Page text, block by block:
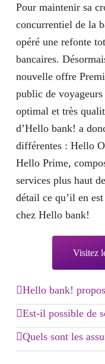
Pour maintenir sa
concurrentiel de la
opéré une refonte
bancaires.
nouvelle offre
public de voyageurs
optimal et très
d’Hello bank! a
différentes : Hello
Hello Prime,
services plus haut
détail ce qu’il en
chez Hello bank!
Visitez
Hello bank!
Pour vous aider à
Est-il possible de
Hello bank! vous
Quels sont les